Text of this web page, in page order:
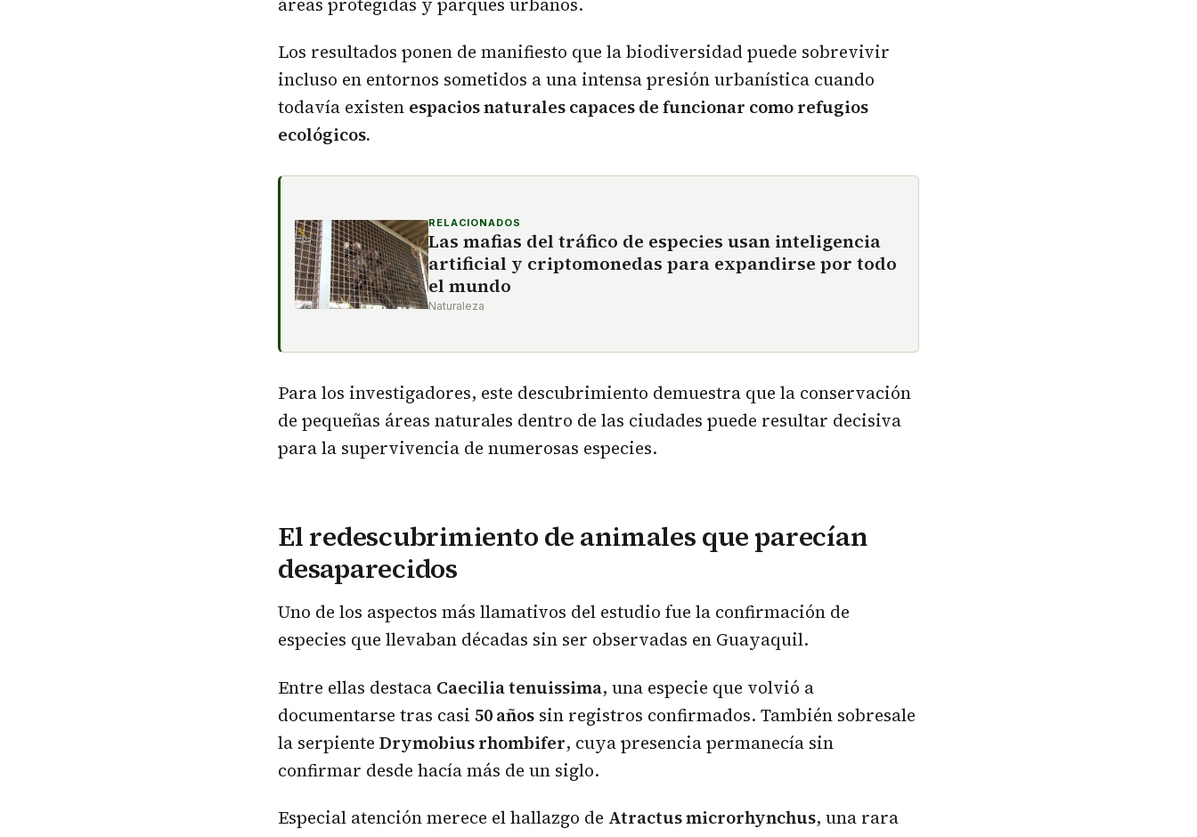
Los resultados ponen de manifiesto que la biodiversidad puede sobrevivir
incluso en entornos sometidos a una intensa presión urbanística cuando
todavía existen espacios naturales capaces de funcionar como refugios
ecológicos.
RELACIONADOS
Las mafias del tráfico de especies usan inteligencia
artificial y criptomonedas para expandirse por todo
el mundo
Naturaleza
Para los investigadores, este descubrimiento demuestra que la conservación
de pequeñas áreas naturales dentro de las ciudades puede resultar decisiva
para la supervivencia de numerosas especies.
El redescubrimiento de animales que parecían
desaparecidos
Uno de los aspectos más llamativos del estudio fue la confirmación de
especies que llevaban décadas sin ser observadas en Guayaquil.
Entre ellas destaca Caecilia tenuissima, una especie que volvió a
documentarse tras casi 50 años sin registros confirmados. También sobresale
la serpiente Drymobius rhombifer, cuya presencia permanecía sin
confirmar desde hacía más de un siglo.
Especial atención merece el hallazgo de Atractus microrhynchus, una rara